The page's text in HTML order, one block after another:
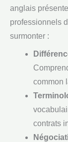
anglais
professionnels
surmonter :
common
contrats